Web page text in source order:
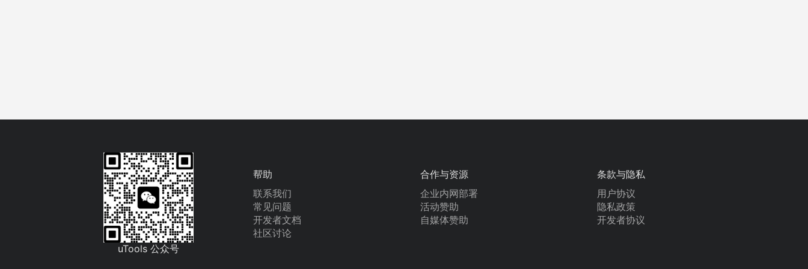
uTools 公众号
帮助
联系我们
常见问题
开发者文档
社区讨论
合作与资源
企业内网部署
活动赞助
自媒体赞助
条款与隐私
用户协议
隐私政策
开发者协议